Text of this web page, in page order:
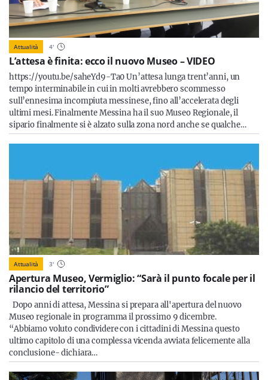
Attualità 4'
L’attesa è finita: ecco il nuovo Museo – VIDEO
https://youtu.be/saheYd9-Ta0 Un’attesa lunga trent’anni, un
tempo interminabile in cui in molti avrebbero scommesso
sull’ennesima incompiuta messinese, fino all’accelerata degli
ultimi mesi. Finalmente Messina ha il suo Museo Regionale, il
sipario finalmente si è alzato sulla zona nord anche se qualche…
Attualità 3'
Apertura Museo, Vermiglio: “Sarà il punto focale per il
rilancio del territorio”
Dopo anni di attesa, Messina si prepara all'apertura del nuovo
Museo regionale in programma il prossimo 9 dicembre.
“Abbiamo voluto condividere con i cittadini di Messina questo
ultimo capitolo di una complessa vicenda avviata felicemente alla
conclusione- dichiara…